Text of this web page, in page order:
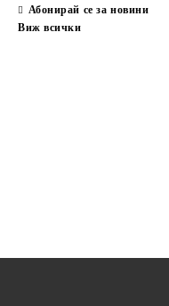
Абонирай се за новини
Виж всички